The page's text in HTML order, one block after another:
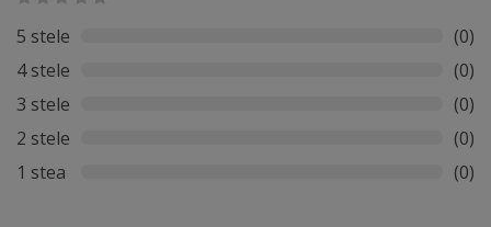
5 stele
(0)
4 stele
(0)
3 stele
(0)
2 stele
(0)
1 stea
(0)